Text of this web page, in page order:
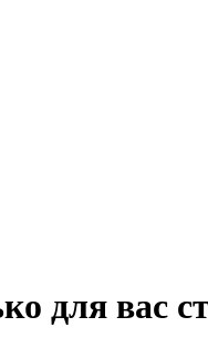
для вас